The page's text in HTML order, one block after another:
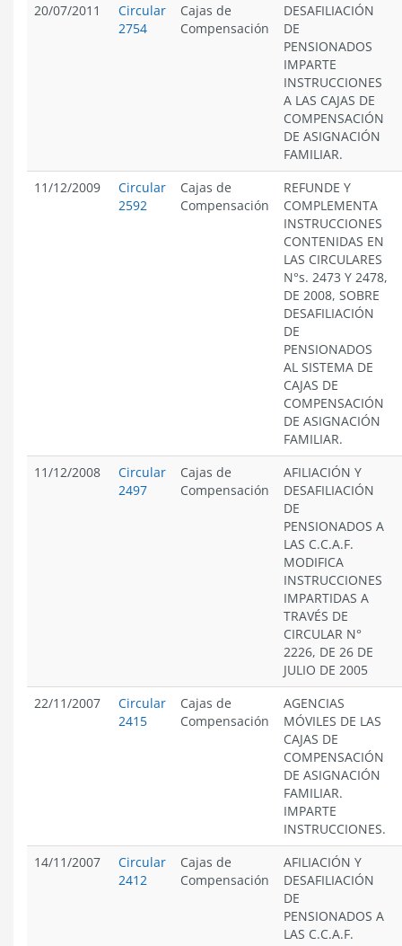
20/07/2011
Circular
2754
Cajas de
Compensación
DESAFILIACIÓN
DE
PENSIONADOS
IMPARTE
INSTRUCCIONES
A LAS CAJAS DE
COMPENSACIÓN
DE ASIGNACIÓN
FAMILIAR.
11/12/2009
Circular
2592
Cajas de
Compensación
REFUNDE Y
COMPLEMENTA
INSTRUCCIONES
CONTENIDAS EN
LAS CIRCULARES
N°s. 2473 Y 2478,
DE 2008, SOBRE
DESAFILIACIÓN
DE
PENSIONADOS
AL SISTEMA DE
CAJAS DE
COMPENSACIÓN
DE ASIGNACIÓN
FAMILIAR.
11/12/2008
Circular
2497
Cajas de
Compensación
AFILIACIÓN Y
DESAFILIACIÓN
DE
PENSIONADOS A
LAS C.C.A.F.
MODIFICA
INSTRUCCIONES
IMPARTIDAS A
TRAVÉS DE
CIRCULAR N°
2226, DE 26 DE
JULIO DE 2005
22/11/2007
Circular
2415
Cajas de
Compensación
AGENCIAS
MÓVILES DE LAS
CAJAS DE
COMPENSACIÓN
DE ASIGNACIÓN
FAMILIAR.
IMPARTE
INSTRUCCIONES.
14/11/2007
Circular
2412
Cajas de
Compensación
AFILIACIÓN Y
DESAFILIACIÓN
DE
PENSIONADOS A
LAS C.C.A.F.